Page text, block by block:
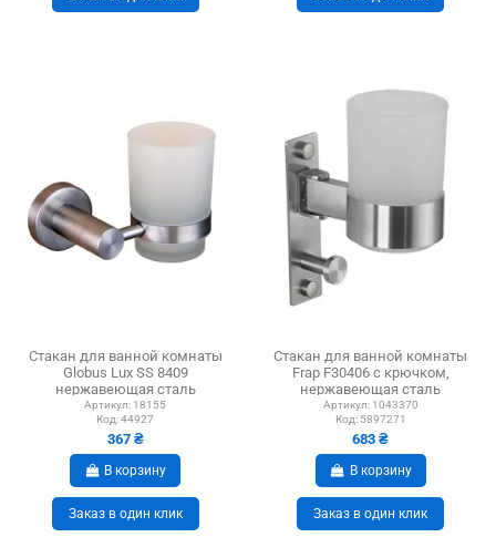
Стакан для ванной комнаты
Globus Lux SS 8409
нержавеющая сталь
Артикул: 18155
Код:44927
367 ₴
В корзину
Заказ в один клик
Стакан для ванной комнаты
Frap F30406 с крючком,
нержавеющая сталь
Артикул: 1043370
Код: 5897271
683 ₴
В корзину
Заказ в один клик